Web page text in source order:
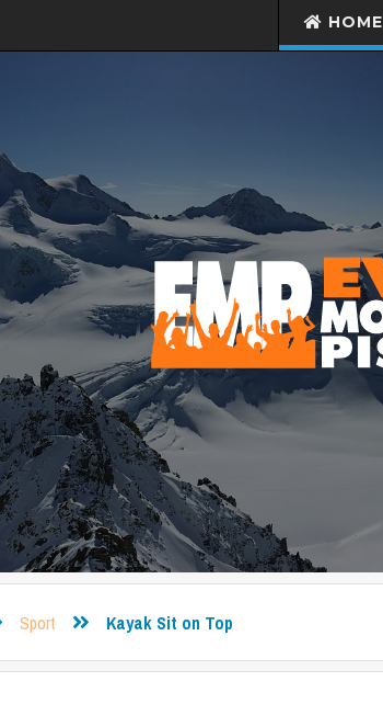
HOME
Sport Kayak Sit on Top